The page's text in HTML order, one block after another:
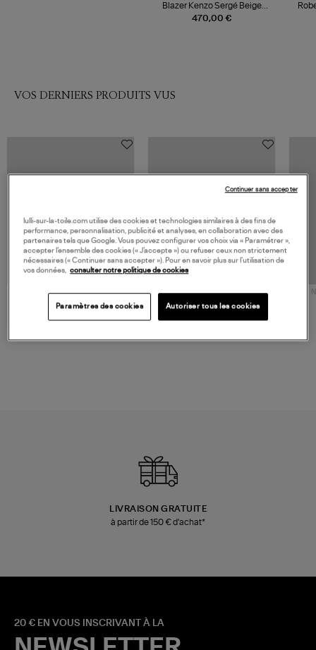
470,00 €
Blazer Kenzo Sergé Beige
Doublure Léopard
VOS DERNIERS PRODUITS VUS
JEROME DREYFUSS
NOUVELLE COLLECTION
TORAL
LIVRAISON GRATUITE
à partir de 150 € d'achat*
20 € EN VOUS INSCRIVANT À LA
lulli-sur-la-toile.com utilise des cookies et technologies similaires à des fins de
performance, personnalisation, publicité et analyses, en collaboration avec des
partenaires tels que Google. Vous pouvez configurer vos choix via « Paramétrer »,
accepter l’ensemble des cookies (« J’accepte ») ou refuser ceux non strictement
nécessaires (« Continuer sans accepter »). Pour en savoir plus sur l’utilisation de
vos données, consulter notre politique de cookies
Paramètres des cookies Autoriser tous les cookies
Continuer sans accepter